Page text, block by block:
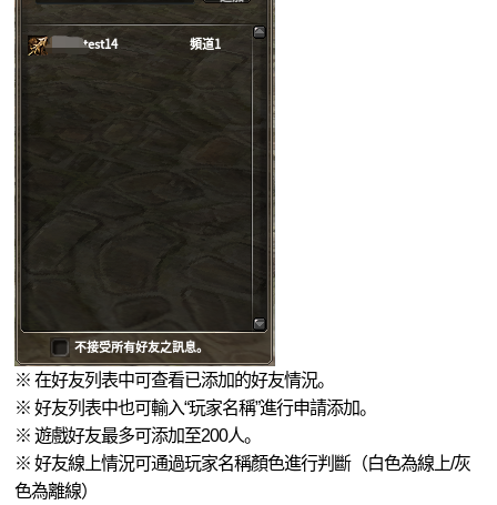
※ 在好友列表中可查看已添加的好友情況。
※ 好友列表中也可輸入“玩家名稱”進行申請添加。
※ 遊戲好友最多可添加至200人。
※ 好友線上情況可通過玩家名稱顏色進行判斷（白色為線上/灰
色為離線）